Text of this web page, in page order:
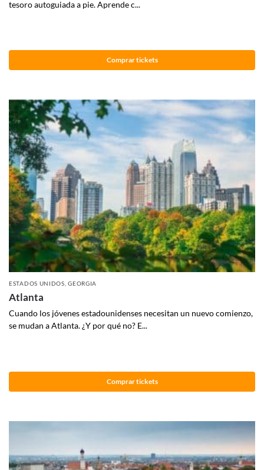
tesoro autoguiada a pie. Aprende c...
Comprar tickets
ESTADOS UNIDOS ,GEORGIA
Atlanta
Cuando los jóvenes estadounidenses necesitan un nuevo comienzo,
se mudan a Atlanta. ¿Y por qué no? E...
Comprar tickets